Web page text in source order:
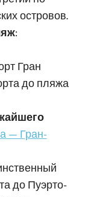
островов.
:
Гран
до пляжа
— Гран-
до Пуэрто-